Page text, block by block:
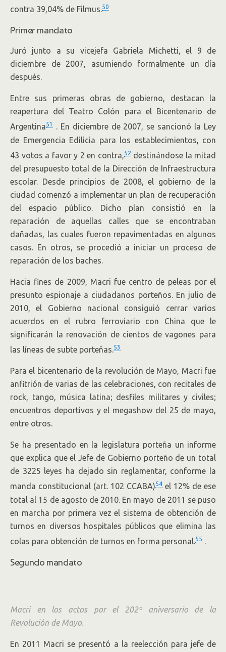
contra 39,04% de Filmus.50
Primer mandato
Juró junto a su vicejefa Gabriela Michetti, el 9 de
diciembre de 2007, asumiendo formalmente un día
después.
Entre sus primeras obras de gobierno, destacan la
reapertura del Teatro Colón para el Bicentenario de
Argentina51
. En diciembre de 2007, se sancionó la Ley
de Emergencia Edilicia para los establecimientos, con
43 votos a favor y 2 en contra,52destinándose la mitad
del presupuesto total de la Dirección de Infraestructura
escolar. Desde principios de 2008, el gobierno de la
ciudad comenzó a implementar un plan de recuperación
del espacio público. Dicho plan consistió en la
reparación de aquellas calles que se encontraban
dañadas, las cuales fueron repavimentadas en algunos
casos. En otros, se procedió a iniciar un proceso de
reparación de los baches.
Hacia fines de 2009, Macri fue centro de peleas por el
presunto espionaje a ciudadanos porteños. En julio de
2010, el Gobierno nacional consiguió cerrar varios
acuerdos en el rubro ferroviario con China que le
significarán la renovación de cientos de vagones para
las líneas de subte porteñas.53
Para el bicentenario de la revolución de Mayo, Macri fue
anfitrión de varias de las celebraciones, con recitales de
rock, tango, música latina; desfiles militares y civiles;
encuentros deportivos y el megashow del 25 de mayo,
entre otros.
Se ha presentado en la legislatura porteña un informe
que explica que el Jefe de Gobierno porteño de un total
de 3225 leyes ha dejado sin reglamentar, conforme la
manda constitucional (art. 102 CCABA)54 el 12% de ese
total al 15 de agosto de 2010. En mayo de 2011 se puso
en marcha por primera vez el sistema de obtención de
turnos en diversos hospitales públicos que elimina las
colas para obtención de turnos en forma personal.55 .
Segundo mandato
Macri en los actos por el 202º aniversario de la
Revolución de Mayo.
En 2011 Macri se presentó a la reelección para jefe de